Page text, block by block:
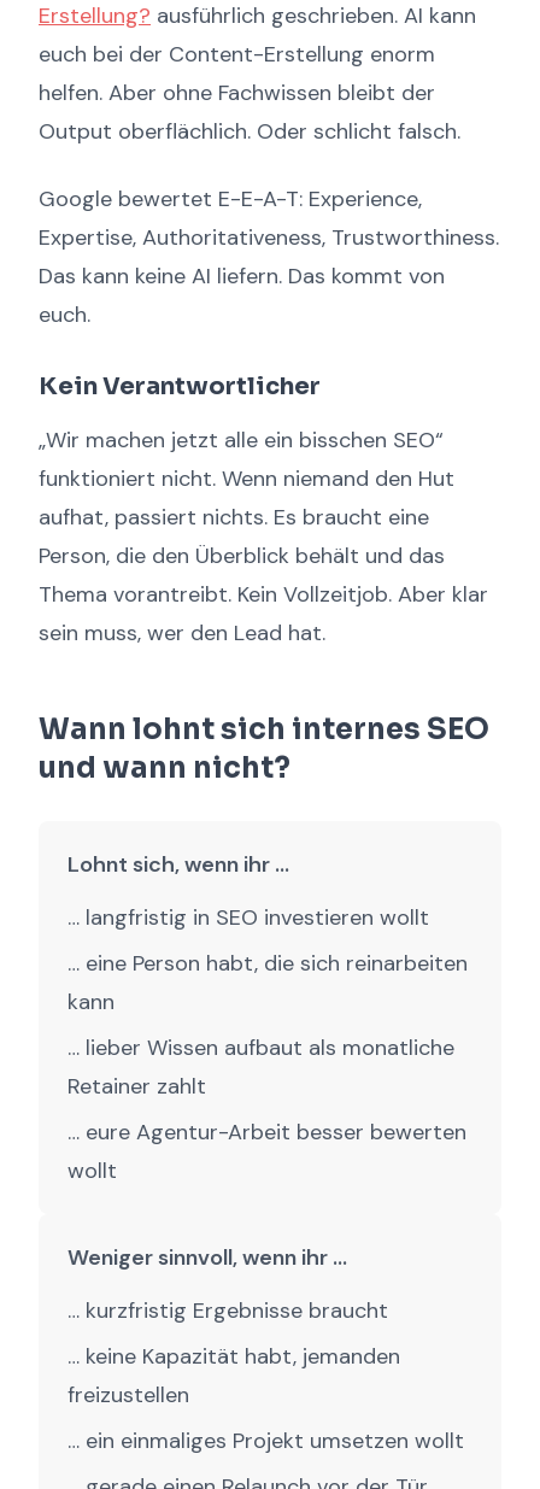
Erstellung? ausführlich geschrieben. AI kann
euch bei der Content-Erstellung enorm
helfen. Aber ohne Fachwissen bleibt der
Output oberflächlich. Oder schlicht falsch.
Google bewertet E-E-A-T: Experience,
Expertise, Authoritativeness, Trustworthiness.
Das kann keine AI liefern. Das kommt von
euch.
Kein Verantwortlicher
„Wir machen jetzt alle ein bisschen SEO“
funktioniert nicht. Wenn niemand den Hut
aufhat, passiert nichts. Es braucht eine
Person, die den Überblick behält und das
Thema vorantreibt. Kein Vollzeitjob. Aber klar
sein muss, wer den Lead hat.
Wann lohnt sich internes SEO
und wann nicht?
Lohnt sich, wenn ihr …
… langfristig in SEO investieren wollt
… eine Person habt, die sich reinarbeiten
kann
… lieber Wissen aufbaut als monatliche
Retainer zahlt
… eure Agentur-Arbeit besser bewerten
wollt
Weniger sinnvoll, wenn ihr …
… kurzfristig Ergebnisse braucht
… keine Kapazität habt, jemanden
freizustellen
… ein einmaliges Projekt umsetzen wollt